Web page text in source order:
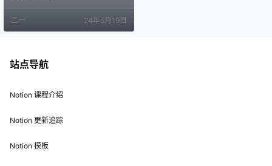
e 字段，例如有「开始时间」和「结
束时间」，日历也只能选择其中之
的数据库又必然具备不同的 Date 字
段，所以一般来说我们是无…
二一 24年5月19日
站点导航
Notion 课程介绍
Notion 更新追踪
Notion 模板